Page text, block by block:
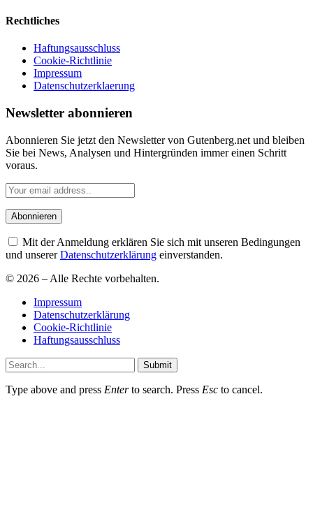
Rechtliches
Haftungsausschluss
Cookie-Richtlinie
Impressum
Datenschutzerklaerung
Newsletter abonnieren
Abonnieren Sie jetzt den Newsletter von Gutenberg.net und bleiben
Sie bei News, Analysen und Hintergründen immer einen Schritt
voraus.
Mit der Anmeldung erklären Sie sich mit unseren Bedingungen
und unsererDatenschutzerklärung einverstanden.
© 2026 – Alle Rechte vorbehalten.
Impressum
Datenschutzerklärung
Cookie-Richtlinie
Haftungsausschluss
Submit
Type above and press Enterto search. Press Esc to cancel.